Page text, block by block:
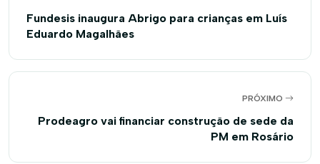
Fundesis inaugura Abrigo para crianças em Luís
Eduardo Magalhães
PRÓXIMO
Prodeagro vai financiar construção de sede da
PM em Rosário